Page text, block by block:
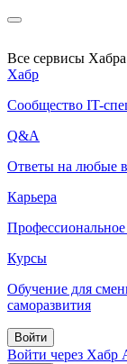
Все сервисы Хабра
Хабр
Сообщество IT-
Q&A
Ответы на любые
Карьера
Курсы
Обучение для
саморазвития
Войти
Войти через Хабр